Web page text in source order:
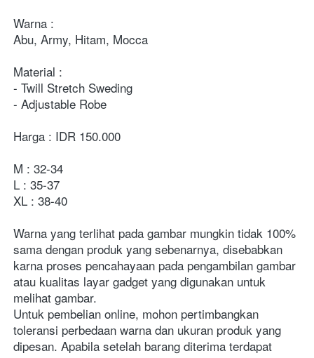
Warna :
Abu, Army, Hitam, Mocca
Material :
- Twill Stretch Sweding
- Adjustable Robe
Harga : IDR 150.000
M : 32-34
L : 35-37
XL : 38-40
Warna yang terlihat pada gambar mungkin tidak 100%
sama dengan produk yang sebenarnya, disebabkan
karna proses pencahayaan pada pengambilan gambar
atau kualitas layar gadget yang digunakan untuk
melihat gambar.
Untuk pembelian online, mohon pertimbangkan
toleransi perbedaan warna dan ukuran produk yang
dipesan. Apabila setelah barang diterima terdapat